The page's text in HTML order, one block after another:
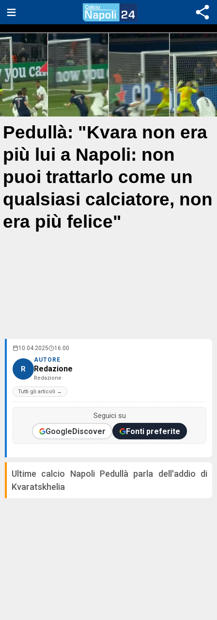
Pedullà: "Kvara non era
più lui a Napoli: non
puoi trattarlo come un
qualsiasi calciatore, non
era più felice"
10.04.2025 16:00
R
AUTORE
Redazione
Redazione
Tutti gli articoli →
Seguici su
GoogleDiscover Fonti preferite
Ultime calcio Napoli Pedullà parla dell'addio di
Kvaratskhelia